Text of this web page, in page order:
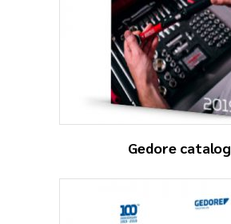
Gedore catalog